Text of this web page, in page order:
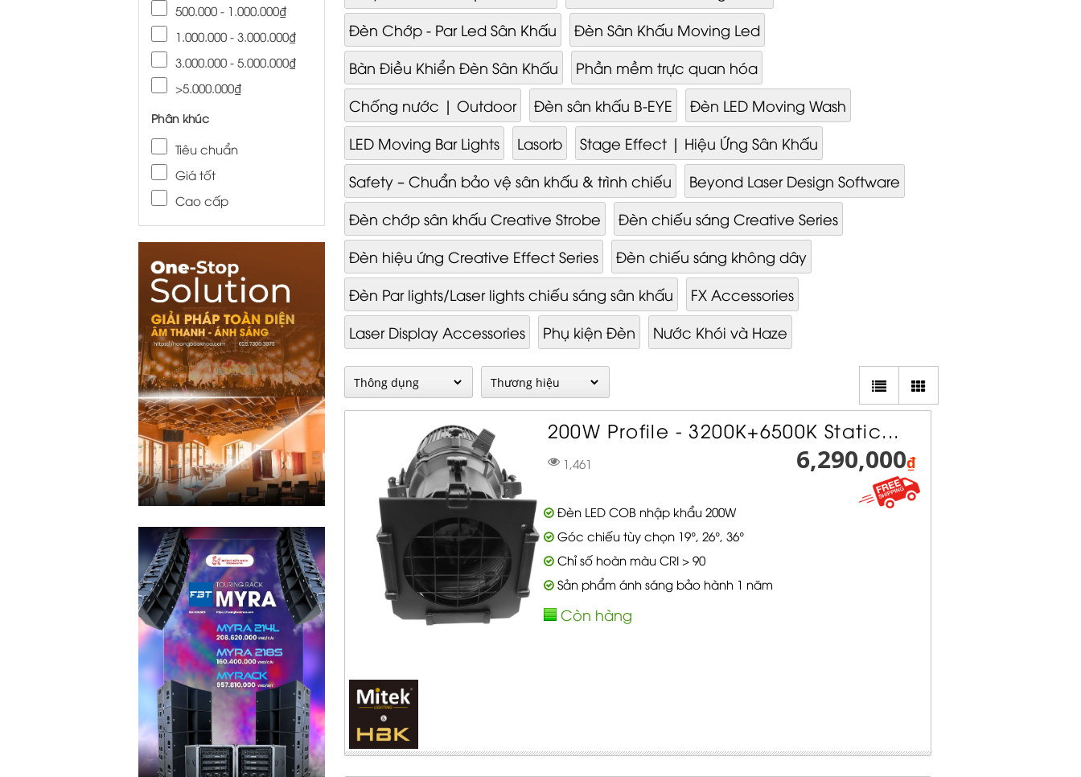
500.000 - 1.000.000₫
1.000.000 - 3.000.000₫
3.000.000 - 5.000.000₫
>5.000.000₫
Phân khúc
Tiêu chuẩn
Giá tốt
Cao cấp
Đèn Chớp - Par Led Sân Khấu
Đèn Sân Khấu Moving Led
Bàn Điều Khiển Đèn Sân Khấu
Phần mềm trực quan hóa
Chống nước | Outdoor
Đèn sân khấu B-EYE
Đèn LED Moving Wash
LED Moving Bar Lights
Lasorb
Stage Effect | Hiệu Ứng Sân Khấu
Safety – Chuẩn bảo vệ sân khấu & trình chiếu
Beyond Laser Design Software
Đèn chớp sân khấu Creative Strobe
Đèn chiếu sáng Creative Series
Đèn hiệu ứng Creative Effect Series
Đèn chiếu sáng không dây
Đèn Par lights/Laser lights chiếu sáng sân khấu
FX Accessories
Laser Display Accessories
Phụ kiện Đèn Nước Khói và Haze
200W Profile - 3200K+6500K Static...
1,461 6,290,000₫
Đèn LED COB nhập khẩu 200W
Góc chiếu tùy chọn 19°, 26°, 36°
Chỉ số hoàn màu CRI > 90
Sản phẩm ánh sáng bảo hành 1 năm
Còn hàng